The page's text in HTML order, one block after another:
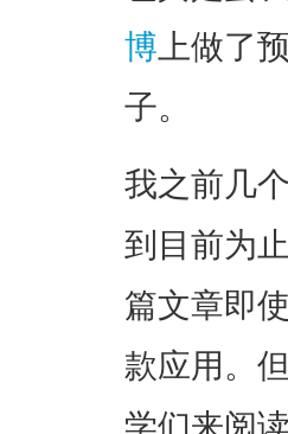
博 上做了
子。
我之前几
到目前为
篇文章即
款应用。
学们来阅